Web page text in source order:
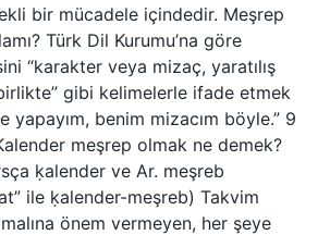
bir mücadele içindedir. Meşrep
Türk Dil Kurumu’na göre
“karakter veya mizaç, yaratılış
gibi kelimelerle ifade etmek
yapayım, benim mizacım böyle.” 9
meşrep olmak ne demek?
ḳalender ve Ar. meşreb
ile ḳalender-meşreb) Takvim
önem vermeyen, her şeye